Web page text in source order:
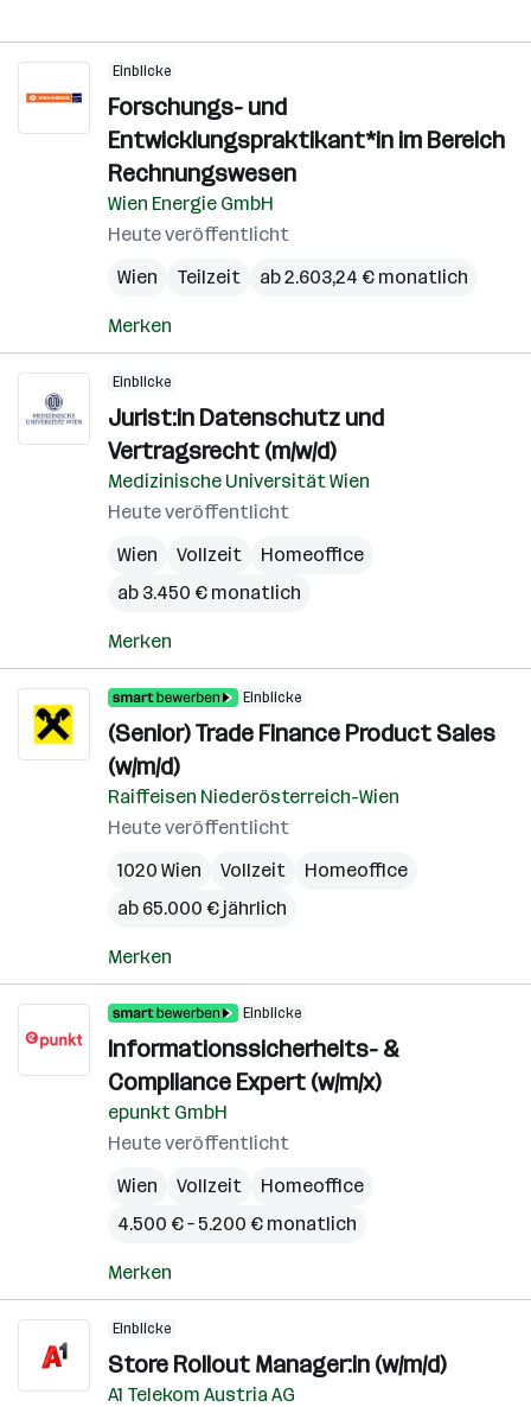
Einblicke
Forschungs- und
Entwicklungspraktikant*in im Bereich
Rechnungswesen
Wien Energie GmbH
Heute veröffentlicht
Wien
Teilzeit ab 2.603,24 € monatlich
Merken
Einblicke
Jurist:in Datenschutz und
Vertragsrecht (m/w/d)
Medizinische Universität Wien
Heute veröffentlicht
Wien
Vollzeit
Homeoffice
ab 3.450 € monatlich
Merken
Einblicke
(Senior) Trade Finance Product Sales
(w/m/d)
Raiffeisen Niederösterreich-Wien
Heute veröffentlicht
1020 Wien
Vollzeit
Homeoffice
ab 65.000 € jährlich
Merken
Einblicke
Informationssicherheits- &
Compliance Expert (w/m/x)
epunkt GmbH
Heute veröffentlicht
Wien
Vollzeit
Homeoffice
4.500 € – 5.200 € monatlich
Merken
Einblicke
Store Rollout Manager:in (w/m/d)
A1 Telekom Austria AG